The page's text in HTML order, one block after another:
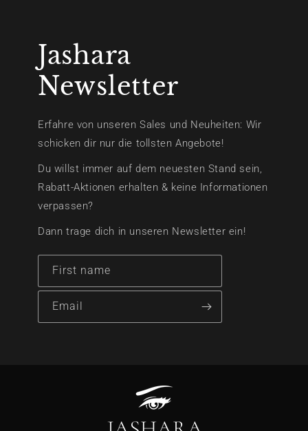
Jashara
Newsletter
Erfahre von unseren Sales und Neuheiten: Wir
schicken dir nur die tollsten Angebote!
Du willst immer auf dem neuesten Stand sein,
Rabatt-Aktionen erhalten & keine Informationen
verpassen?
Dann trage dich in unseren Newsletter ein!
First name
Email